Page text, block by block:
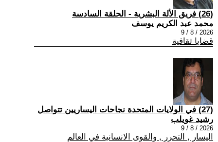
(26) فريق الألة البشرية - الحلقة السادسة
محمد عبد الكريم يوسف
2026 / 8 / 9
قضايا ثقافية
(27) في الولايات المتحدة نجاحات اليساريين تتواصل
رشيد غويلب
2026 / 8 / 9
اليسار , التحرر , والقوى الانسانية في العالم